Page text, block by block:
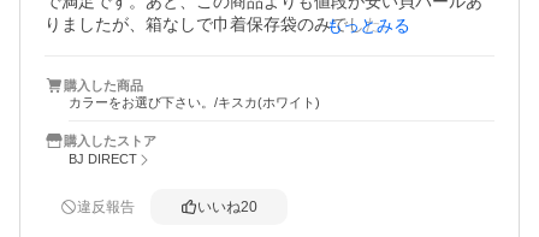
りましたが、箱なしで巾着保存袋のみでした。この商品
手入れ方法は付属のカード記載のQRコードで調べましたが
良くわかりませんでした。保証書ありとありますが、初期
不良以外は保証ないと考えたほうが良いです。お値段が安
いので、初期不良以外は仕方がないと割り切って購入した
もっとみる
購入した商品
カラーをお選び下さい。/キスカ(ホワイト)
購入したストア
BJ DIRECT
違反報告 いいね20